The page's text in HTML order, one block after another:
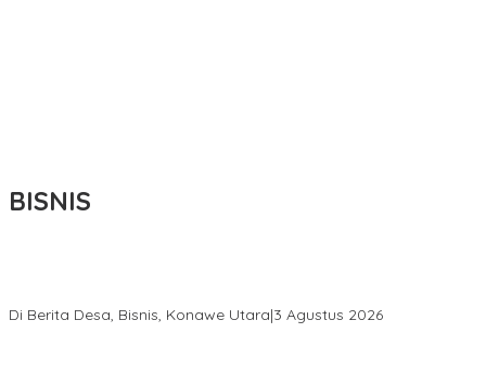
BISNIS
Di Berita Desa, Bisnis, Konawe Utara|3 Agustus 2026